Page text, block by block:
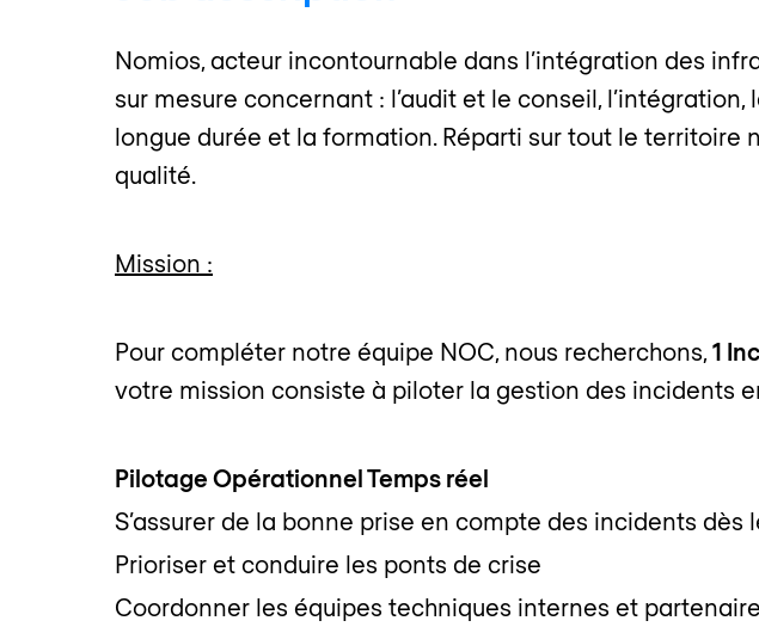
Nomios, acteur incontournable dans l’intégration des
sur mesure concernant : l’audit et le conseil,
longue durée et la formation. Réparti sur tout le
qualité.
Mission :
Pour compléter notre équipe NOC, nous recherchons, 1
votre mission consiste à piloter la gestion des incidents
Pilotage Opérationnel Temps réel
S’assurer de la bonne prise en compte des incidents
Prioriser et conduire les ponts de crise
Coordonner les équipes techniques internes et